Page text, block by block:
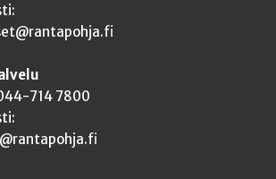
714 7800